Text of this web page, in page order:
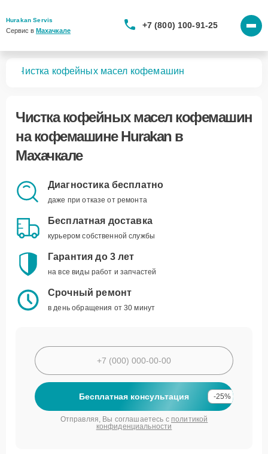
Hurakan Servis
Сервис в Махачкале
+7 (800) 100-91-25
Чистка кофейных масел кофемашин
Чистка кофейных масел кофемашин
на кофемашине Hurakan в
Махачкале
Диагностика бесплатно
даже при отказе от ремонта
Бесплатная доставка
курьером собственной службы
Гарантия до 3 лет
на все виды работ и запчастей
Срочный ремонт
в день обращения от 30 минут
Бесплатная консультация -25%
Отправляя, Вы соглашаетесь с политикой
конфиденциальности